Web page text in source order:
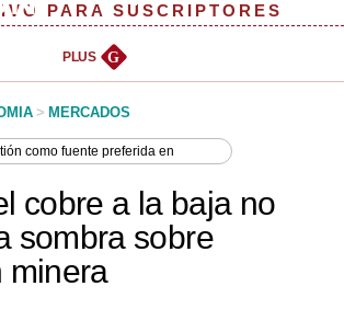
PARA SUSCRIPTORES
PLUS G
> MERCADOS
como fuente preferida en
cobre a la baja no
sombra sobre
minera